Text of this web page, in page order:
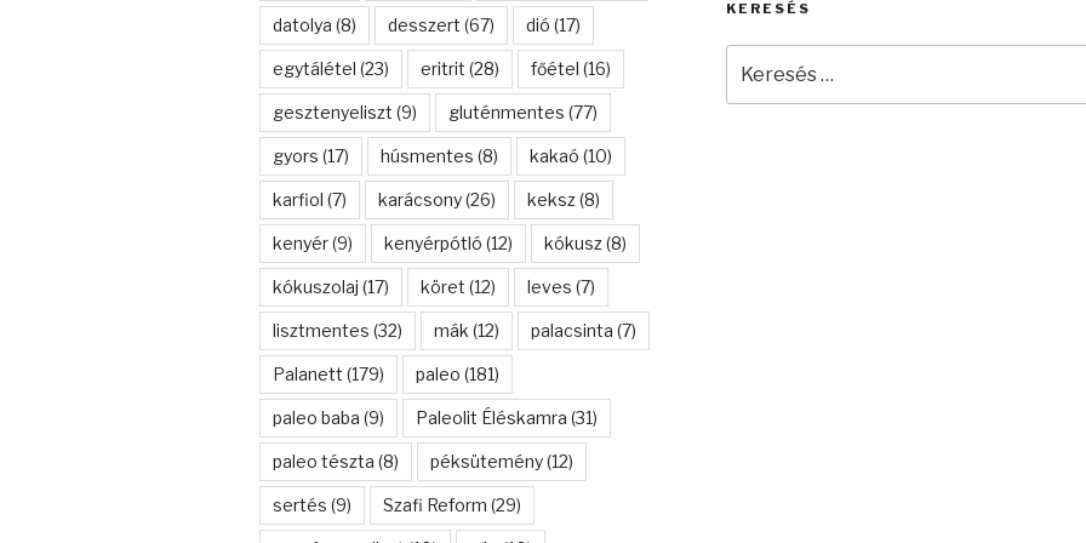
datolya (8) desszert (67) dió (17)
egytálétel (23) eritrit (28) főétel (16)
gesztenyeliszt (9) gluténmentes (77)
gyors (17) húsmentes (8) kakaó (10)
karfiol (7) karácsony(26) keksz(8)
kenyér(9) kenyérpótló (12) kókusz(8)
kókuszolaj (17) köret (12) leves (7)
lisztmentes (32) mák (12) palacsinta (7)
Palanett (179) paleo (181)
paleo baba (9) Paleolit Éléskamra (31)
paleo tészta (8) péksütemény(12)
sertés (9) Szafi Reform (29)
KERESÉS
következő